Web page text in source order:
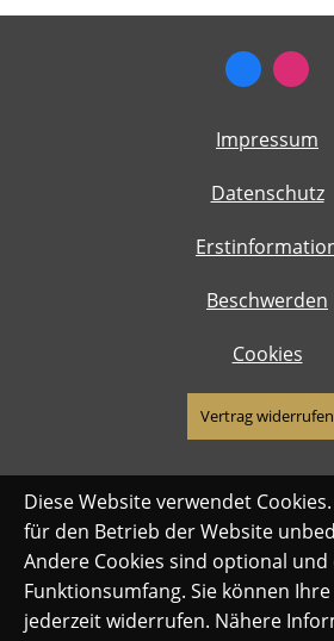
Impressum
Datenschutz
Beschwerden
Cookies
Vertrag widerrufen
Diese Website verwendet
für den Betrieb der Website
Andere Cookies sind optional
Funktionsumfang. Sie können
jederzeit widerrufen. Nähere